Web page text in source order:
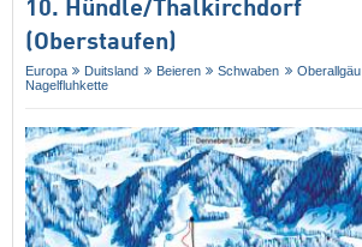
10. Hündle/​Thalkirchdorf
(Oberstaufen)
Europa Duitsland Beieren Schwaben
Oberallgäu
Nagelfluhkette